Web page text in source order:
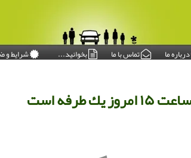
درباره ما تماس با ما بخوانید... شرایط و
است